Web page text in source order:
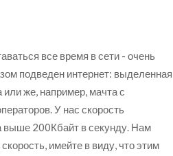
все время в сети - очень
подведен интернет: выделенная
же, например, мачта с
У нас скорость
выше 200Кбайт в секунду. Нам
имейте в виду, что этим